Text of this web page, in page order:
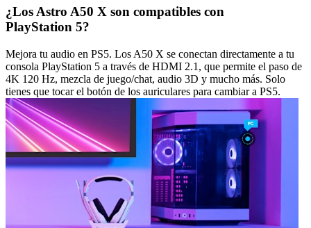
¿Los Astro A50 X son compatibles con
PlayStation 5?
Mejora tu audio en PS5. Los A50 X se conectan directamente a tu
consola PlayStation 5 a través de HDMI 2.1, que permite el paso de
4K 120 Hz, mezcla de juego/chat, audio 3D y mucho más. Solo
tienes que tocar el botón de los auriculares para cambiar a PS5.